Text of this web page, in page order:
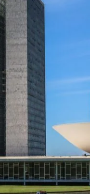
Terceira Edição...
Do XXII...
E Tecnologia Depende De...
Nova Lei...
Terceira Edição...
Do XXII...
E Tecnologia Depende De...
Nova Lei... agosto 5, 2026
Terceira Edição... agosto